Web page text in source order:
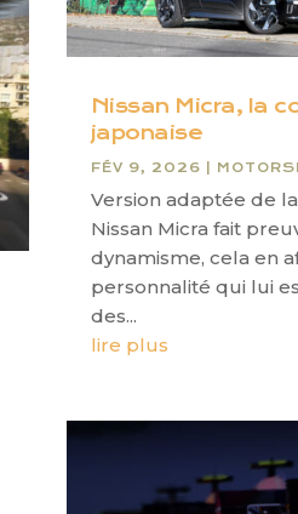
Nissan Micra, la
japonaise
FÉV 9, 2026
Version adaptée de
Nissan Micra fait
dynamisme, cela en
personnalité qui lui
des...
lire plus